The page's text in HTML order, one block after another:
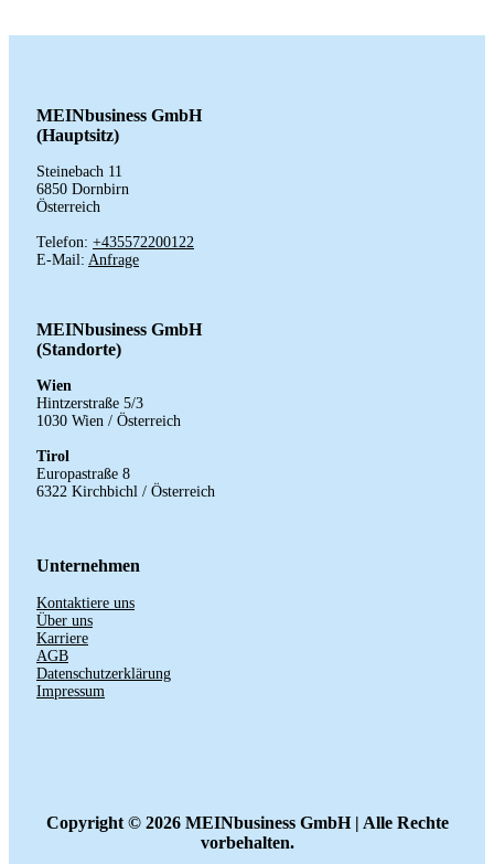
MEINbusiness GmbH
(Hauptsitz)
Steinebach 11
6850 Dornbirn
Österreich
Telefon: +435572200122
E-Mail: Anfrage
MEINbusiness GmbH
(Standorte)
Wien
Hintzerstraße 5/3
1030 Wien / Österreich
Tirol
Europastraße 8
6322 Kirchbichl / Österreich
Unternehmen
Kontaktiere uns
Über uns
Karriere
AGB
Datenschutzerklärung
Impressum
Copyright ©2026 MEINbusiness GmbH | Alle Rechte
vorbehalten.